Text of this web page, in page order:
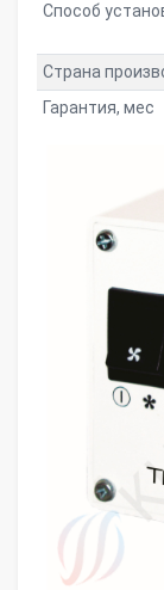
Способ
Страна
Гарантия, мес